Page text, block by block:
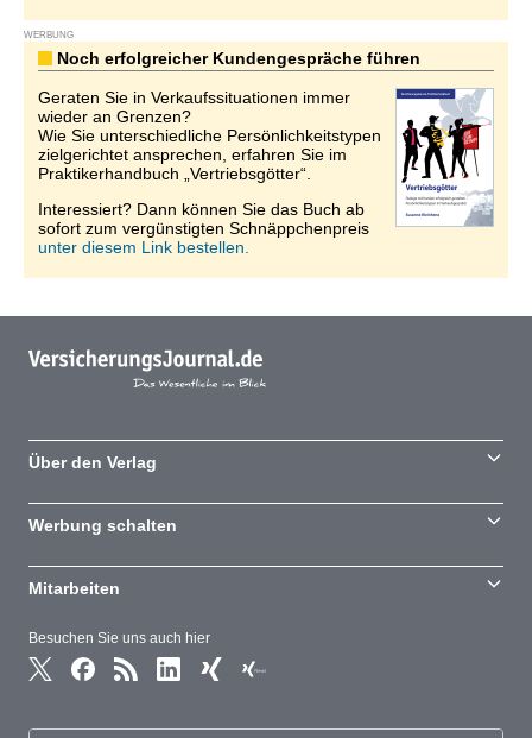
WERBUNG
Noch erfolgreicher Kundengespräche führen
Geraten Sie in Verkaufssituationen immer
wieder an Grenzen?
Wie Sie unterschiedliche Persönlichkeitstypen
zielgerichtet ansprechen, erfahren Sie im
Praktikerhandbuch „Vertriebsgötter“.
Interessiert? Dann können Sie das Buch ab
sofort zum vergünstigten Schnäppchenpreis
unter diesem Link bestellen.
Besuchen Sie uns auch hier
Über den Verlag
Werbung schalten
Mitarbeiten